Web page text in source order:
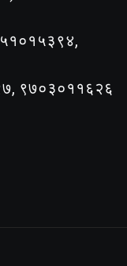
९७०३०११६२६